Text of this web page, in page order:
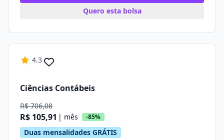
Quero esta bolsa
4.3
Ciências Contábeis
R$ 706,08
R$ 105,91 | mês -85%
Duas mensalidades GRÁTIS